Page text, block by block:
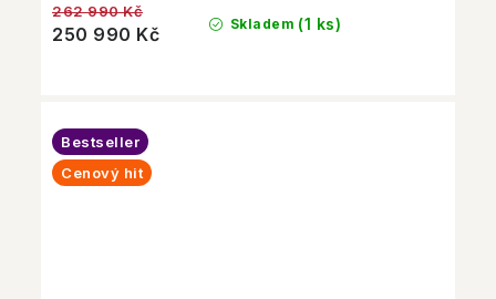
Skladem (1 ks)
250 990 Kč
262 990 Kč
Bestseller
Cenový hit